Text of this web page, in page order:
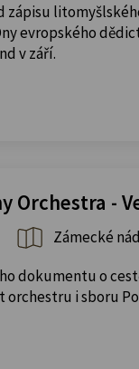
evropského
v září.
Orchestra -
Zámecké
dokumentu o
orchestru i sboru